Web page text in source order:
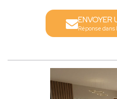
ENVOYER
Réponse